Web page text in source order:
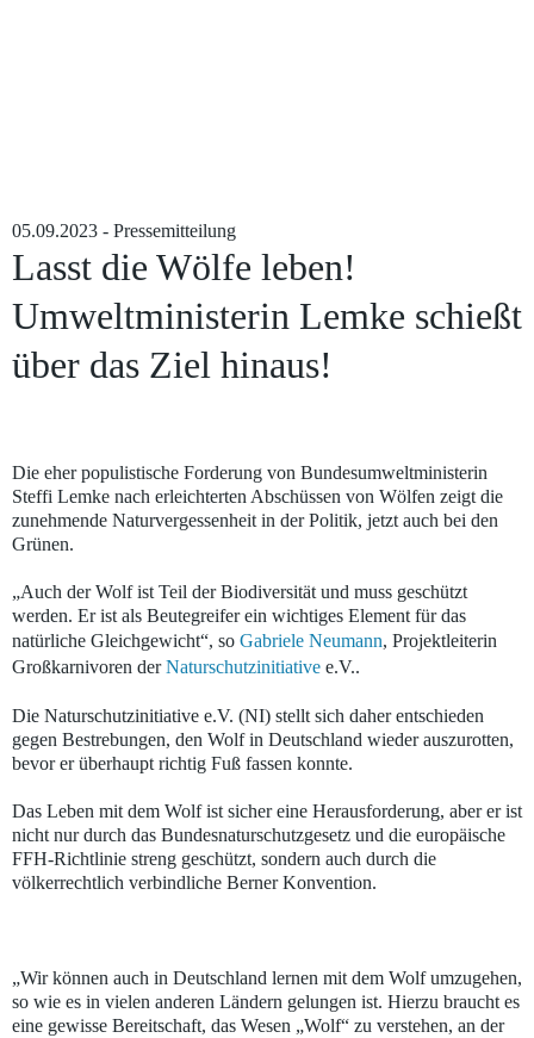
05.09.2023 - Pressemitteilung
Lasst die Wölfe leben!
Umweltministerin Lemke schießt
über das Ziel hinaus!
Die eher populistische Forderung von Bundesumweltministerin
Steffi Lemke nach erleichterten Abschüssen von Wölfen zeigt die
zunehmende Naturvergessenheit in der Politik, jetzt auch bei den
Grünen.
„Auch der Wolf ist Teil der Biodiversität und muss geschützt
werden. Er ist als Beutegreifer ein wichtiges Element für das
natürliche Gleichgewicht“, so Gabriele Neumann, Projektleiterin
Großkarnivoren derNaturschutzinitiative e.V..
Die Naturschutzinitiative e.V. (NI) stellt sich daher entschieden
gegen Bestrebungen, den Wolf in Deutschland wieder auszurotten,
bevor er überhaupt richtig Fuß fassen konnte.
Das Leben mit dem Wolf ist sicher eine Herausforderung, aber er ist
nicht nur durch das Bundesnaturschutzgesetz und die europäische
FFH-Richtlinie streng geschützt, sondern auch durch die
völkerrechtlich verbindliche Berner Konvention.
„Wir können auch in Deutschland lernen mit dem Wolf umzugehen,
so wie es in vielen anderen Ländern gelungen ist. Hierzu braucht es
eine gewisse Bereitschaft, das Wesen „Wolf“ zu verstehen, an der